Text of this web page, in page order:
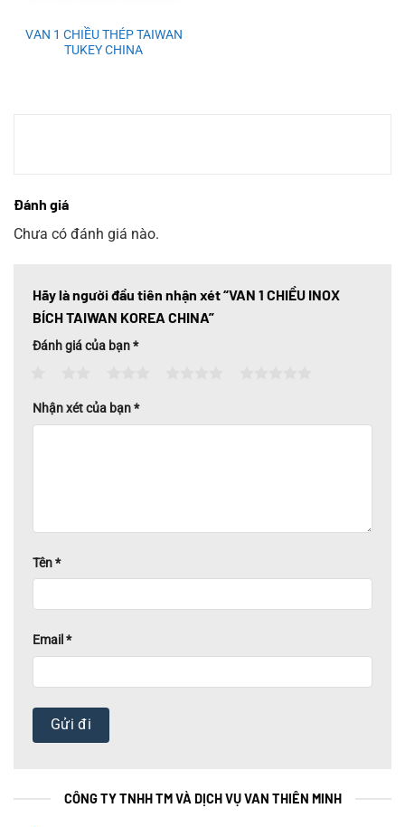
VAN 1 CHIỀU THÉP TAIWAN
TUKEY CHINA
Đánh giá
Chưa có đánh giá nào.
Hãy là người đầu tiên nhận xét “VAN 1 CHIỀU INOX
BÍCH TAIWAN KOREA CHINA”
Đánh giá của bạn*
Nhận xét của bạn*
Tên*
Email*
CÔNG TY TNHH TM VÀ DỊCH VỤ VAN THIÊN MINH